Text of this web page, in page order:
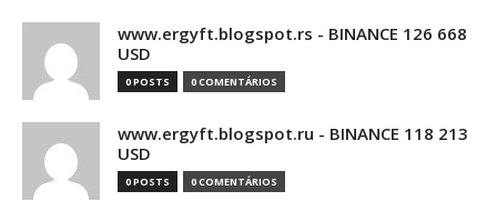
www.ergyft.blogspot.rs - BINANCE 126 668
USD
0 POSTS 0 COMENTÁRIOS
www.ergyft.blogspot.ru - BINANCE 118 213
USD
0 POSTS 0 COMENTÁRIOS